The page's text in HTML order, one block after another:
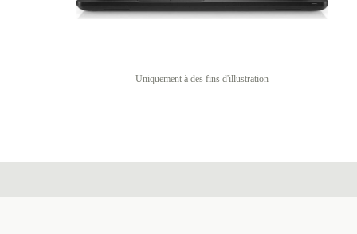
Uniquement à des fins d'illustration